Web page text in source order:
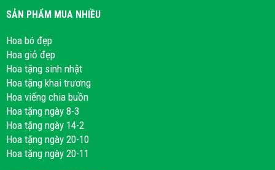
SẢN PHẨM MUA NHIỀU
Hoa bó đẹp
Hoa giỏ đẹp
Hoa tặng sinh nhật
Hoa tặng khai trương
Hoa viếng chia buồn
Hoa tặng ngày 8-3
Hoa tặng ngày 14-2
Hoa tặng ngày 20-10
Hoa tặng ngày 20-11